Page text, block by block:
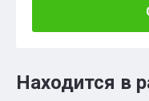
Находится в